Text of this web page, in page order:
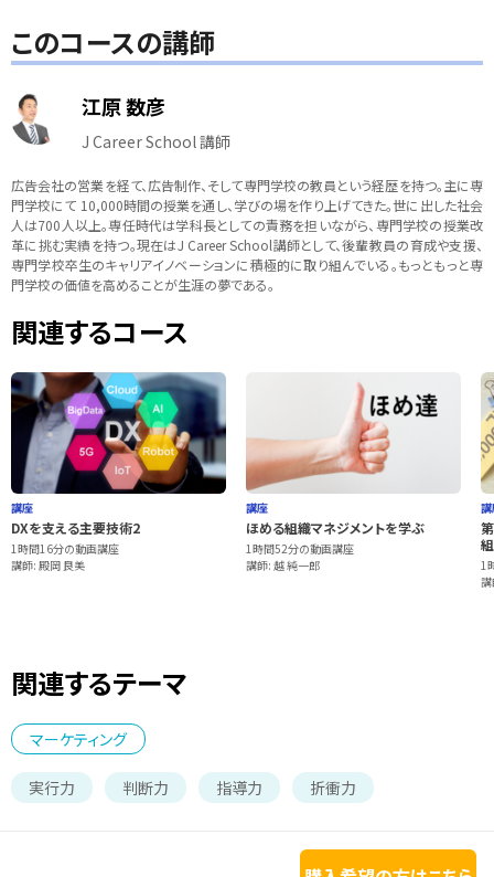
このコースの講師
江原 数彦
J Career School 講師
広告会社の営業を経て、広告制作、そして専門学校の教員という経歴を持つ。主に専
門学校にて 10,000時間の授業を通し、学びの場を作り上げてきた。世に出した社会
人は700人以上。専任時代は学科長としての責務を担いながら、専門学校の授業改
革に挑む実績を持つ。現在はJ Career School講師として、後輩教員の育成や支援、
専門学校卒生のキャリアイノベーションに積極的に取り組んでいる。もっともっと専
門学校の価値を高めることが生涯の夢である。
関連するコース
講座
DXを支える主要技術2
1時間16分の動画講座
講師: 殿岡 良美
講座
ほめる組織マネジメントを学ぶ
1時間52分の動画講座
講師: 越 純一郎
1
講
関連するテーマ
マーケティング
実行力 判断力 指導力 折衝力